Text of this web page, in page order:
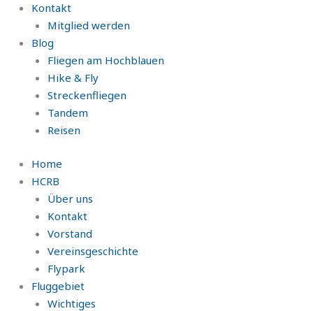
Kontakt
Mitglied werden
Blog
Fliegen am Hochblauen
Hike & Fly
Streckenfliegen
Tandem
Reisen
Home
HCRB
Über uns
Kontakt
Vorstand
Vereinsgeschichte
Flypark
Fluggebiet
Wichtiges